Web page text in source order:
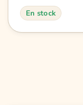
En stock